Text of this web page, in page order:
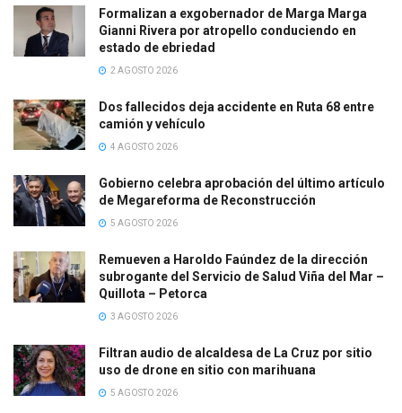
Formalizan a exgobernador de Marga Marga
Gianni Rivera por atropello conduciendo en
estado de ebriedad
2 AGOSTO 2026
Dos fallecidos deja accidente en Ruta 68 entre
camión y vehículo
4 AGOSTO 2026
Gobierno celebra aprobación del último artículo
de Megareforma de Reconstrucción
5 AGOSTO 2026
Remueven a Haroldo Faúndez de la dirección
subrogante del Servicio de Salud Viña del Mar –
Quillota – Petorca
3 AGOSTO 2026
Filtran audio de alcaldesa de La Cruz por sitio
uso de drone en sitio con marihuana
5 AGOSTO 2026